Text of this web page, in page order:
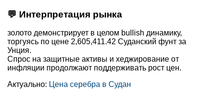
💬 Интерпретация рынка
золото демонстрирует в целом bullish динамику,
торгуясь по цене 2,605,411.42 Суданский фунт за
Унция.
Спрос на защитные активы и хеджирование от
инфляции продолжают поддерживать рост цен.
Актуально: Цена серебра в Судан